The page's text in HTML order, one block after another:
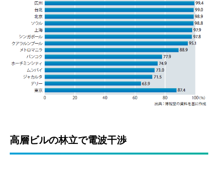
高層ビルの林立で電波干渉